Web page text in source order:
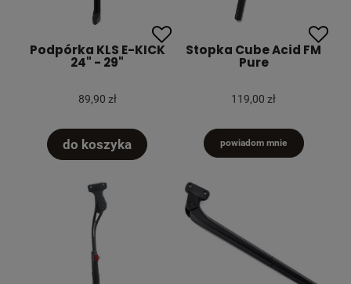
Podpórka KLS E-KICK
24" - 29"
89,90 zł
do koszyka
Stopka Cube Acid FM
Pure
119,00 zł
powiadom mnie